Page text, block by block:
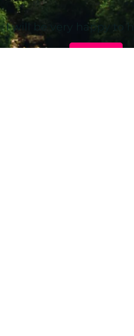
I will be very happy to